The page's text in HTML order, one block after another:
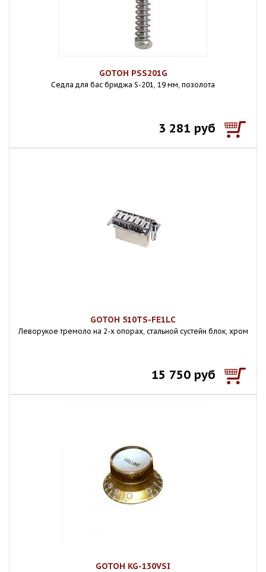
GOTOH PSS201G
Седла для бас бриджа S-201, 19 мм, позолота
3 281 руб
GOTOH 510TS-FE1LC
Леворукое тремоло на 2-х опорах, стальной сустейн блок, хром
15 750 руб
GOTOH KG-130VSI